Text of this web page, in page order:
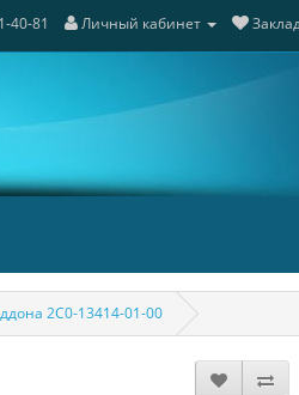
40-81 Личный кабинет
2C0-13414-01-00